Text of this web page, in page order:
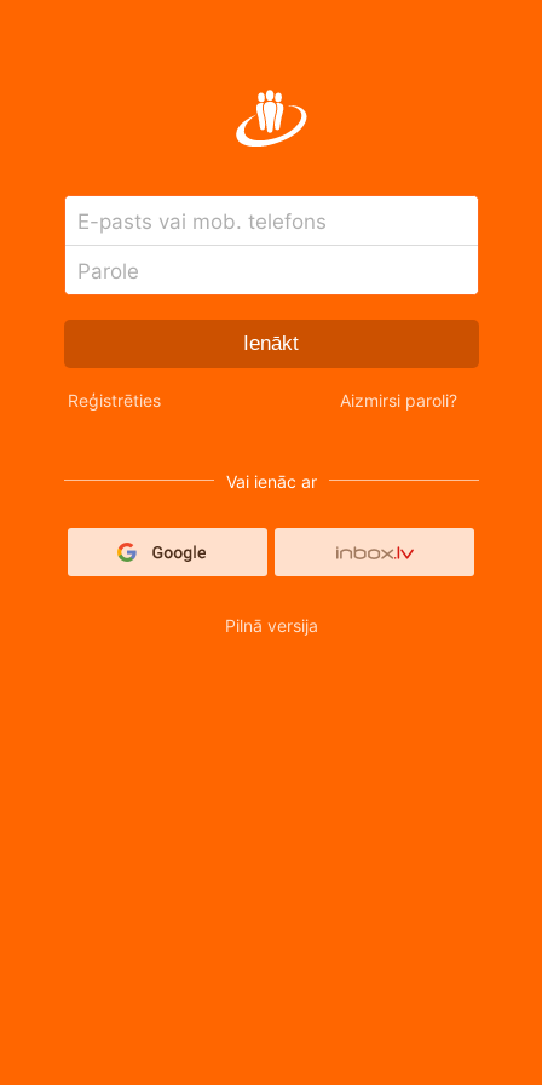
E-pasts vai mob. telefons
Parole
Ienākt
Reģistrēties Aizmirsi paroli?
Vai ienāc ar
Pilnā versija